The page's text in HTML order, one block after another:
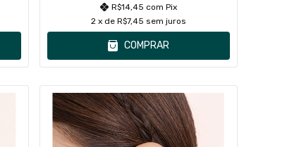
R$14,45 com Pix
2 x de R$7,45 sem juros
COMPRAR